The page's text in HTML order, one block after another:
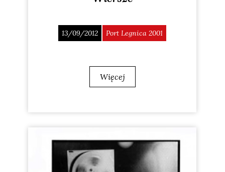
13/09/2012 Port Legnica 2001
Więcej